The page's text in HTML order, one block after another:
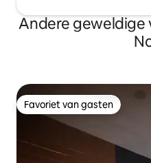
Andere geweldige
Favoriet van gasten
Favoriet van gasten